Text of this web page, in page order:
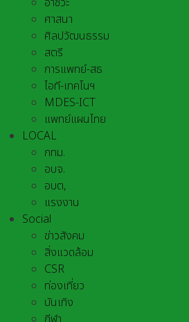
ศาสนา
ศิลปวัฒนธรรม
สตรี
การแพทย์-สธ
ไอที-เทคโนฯ
MDES-ICT
แพทย์แผนไทย
LOCAL
กทม.
อบจ.
อบต,
แรงงาน
Social
ข่าวสังคม
สิ่งแวดล้อม
CSR
ท่องเที่ยว
บันเทิง